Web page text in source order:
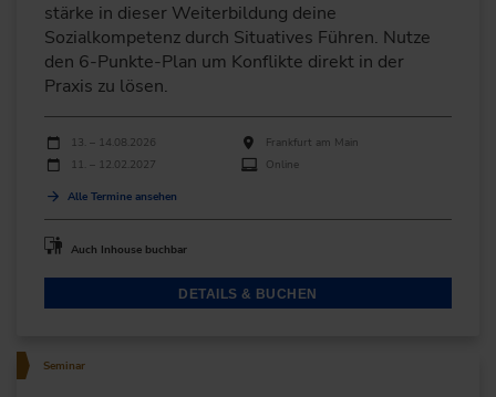
stärke in dieser Weiterbildung deine
Sozialkompetenz durch Situatives Führen. Nutze
den 6-Punkte-Plan um Konflikte direkt in der
Praxis zu lösen.
Durchführungen
Veranstaltungsdatum Veranstaltungsort
13. – 14.08.2026
Frankfurt am Main
11. – 12.02.2027
Online
Alle Termine ansehen
Auch Inhouse buchbar
DETAILS & BUCHEN
Seminar